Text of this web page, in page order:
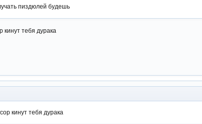
пиздюлей будешь
кинут тебя дурака
кинут тебя дурака